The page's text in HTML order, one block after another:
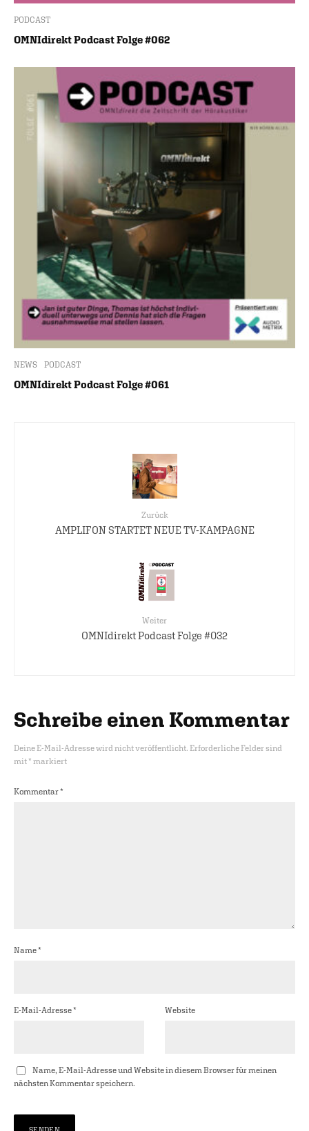
PODCAST
OMNIdirekt Podcast Folge #062
NEWS PODCAST
OMNIdirekt Podcast Folge #061
Zurück
AMPLIFON STARTET NEUE TV-KAMPAGNE
Weiter
OMNIdirekt Podcast Folge #032
Schreibe einen Kommentar
Deine E-Mail-Adresse wird nicht veröffentlicht. Erforderliche Felder sind
mit* markiert
Kommentar*
Name*
E-Mail-Adresse* Website
Name, E-Mail-Adresse und Website in diesem Browser für meinen
nächsten Kommentar speichern.